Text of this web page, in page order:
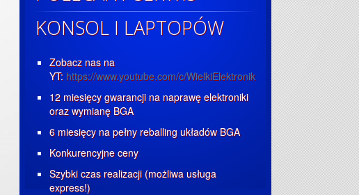
KONSOL I LAPTOPÓW
Zobacz nas na
YT: https://www.youtube.com/c/WielkiElektronik
12 miesięcy gwarancji na naprawę elektroniki
oraz wymianę BGA
6 miesięcy na pełny reballing układów BGA
Konkurencyjne ceny
Szybki czas realizacji (możliwa usługa
express!)